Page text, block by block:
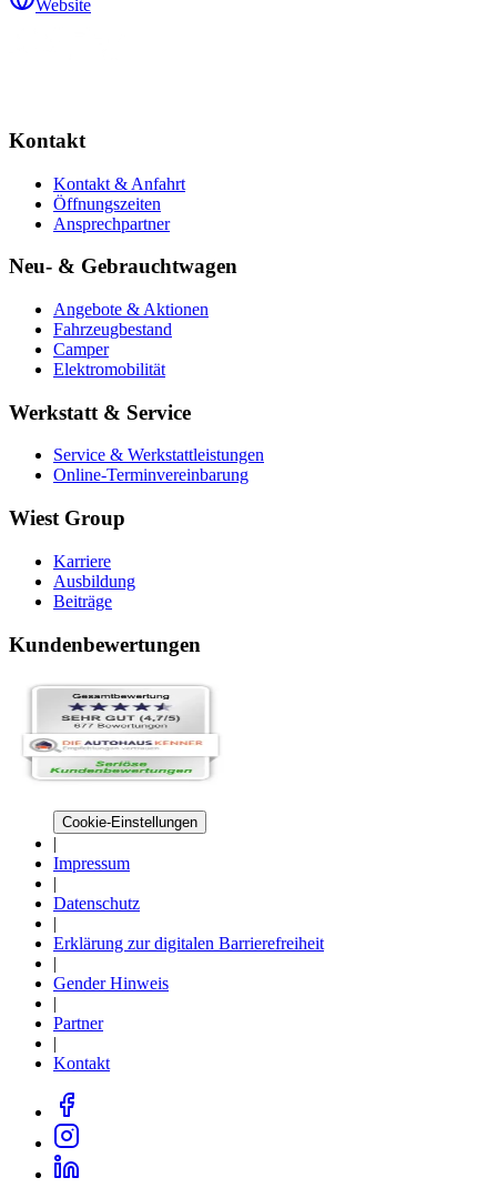
Website
Kontakt
Kontakt & Anfahrt
Öffnungszeiten
Ansprechpartner
Neu- & Gebrauchtwagen
Angebote & Aktionen
Fahrzeugbestand
Camper
Elektromobilität
Werkstatt & Service
Service & Werkstattleistungen
Online-Terminvereinbarung
Wiest Group
Karriere
Ausbildung
Beiträge
Kundenbewertungen
Cookie-Einstellungen
|
Impressum
|
Datenschutz
|
Erklärung zur digitalen Barrierefreiheit
|
Gender Hinweis
|
Partner
|
Kontakt